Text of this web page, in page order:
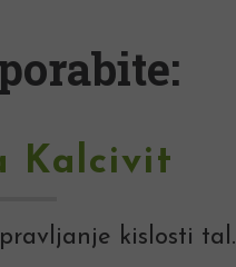
Kalcivit
kislosti tal.